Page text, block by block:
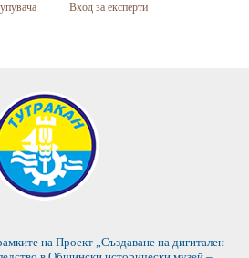
Вход за експерти
на Проект „Създаване на дигитален